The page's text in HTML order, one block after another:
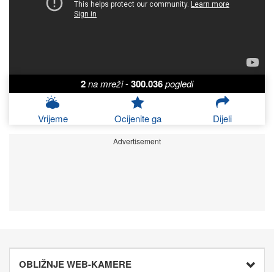
2na mreži-300.036pogledi
Vrijeme Ocijenite ga Dijeli
Advertisement
OBLIŽNJE WEB-KAMERE